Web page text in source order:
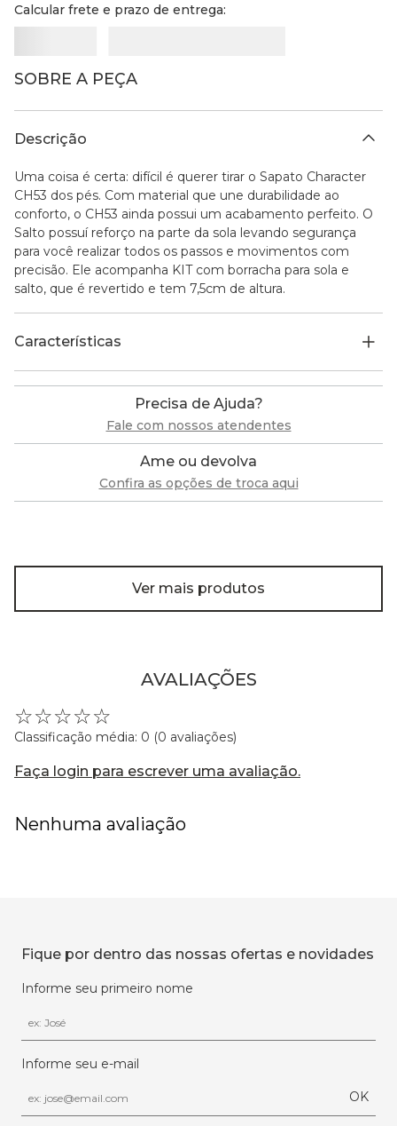
Calcular frete e prazo de entrega:
SOBRE A PEÇA
Descrição
Uma coisa é certa: difícil é querer tirar o Sapato Character
CH53 dos pés. Com material que une durabilidade ao
conforto, o CH53 ainda possui um acabamento perfeito. O
Salto possuí reforço na parte da sola levando segurança
para você realizar todos os passos e movimentos com
precisão. Ele acompanha KIT com borracha para sola e
salto, que é revertido e tem 7,5cm de altura.
Características
Precisa de Ajuda?
Fale com nossos atendentes
Ame ou devolva
Confira as opções de troca aqui
Ver mais produtos
AVALIAÇÕES
☆☆☆☆☆
Classificação média: 0 (0 avaliações)
Faça login para escrever uma avaliação.
Nenhuma avaliação
Fique por dentro das nossas ofertas e novidades
Informe seu primeiro nome
Informe seu e-mail
OK